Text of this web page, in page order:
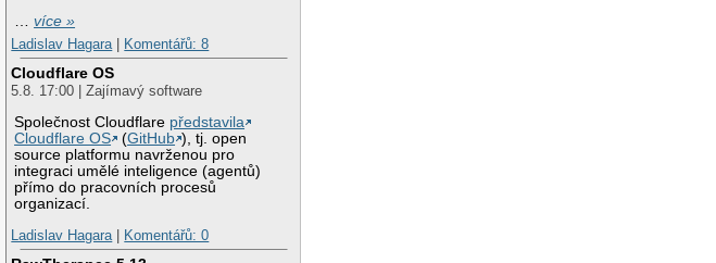
…více »
Ladislav Hagara| Komentářů: 8
Cloudflare OS
5.8. 17:00 | Zajímavý software
Společnost Cloudflare představila
Cloudflare OS
(GitHub ), tj. open
source platformu navrženou pro
integraci umělé inteligence (agentů)
přímo do pracovních procesů
organizací.
Ladislav Hagara| Komentářů: 0